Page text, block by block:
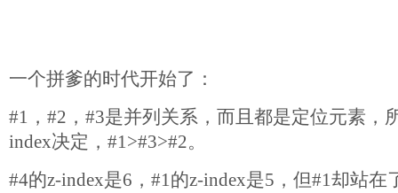
一个拼爹的时代开始了：
#1，#2，#3是并列关系，而且都是定位元素，
index决定，#1>#3>#2。
#4的z-index是6，#1的z-index是5，但#1却站在